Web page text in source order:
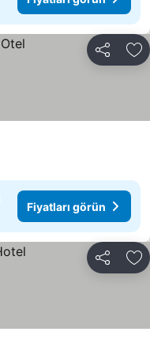
Paylaş
Fiyatları görün
Paylaş